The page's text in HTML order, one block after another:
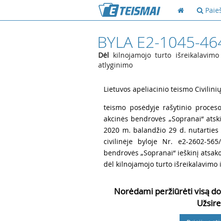
BYLA E2-1045-
Dėl kilnojamojo turto
atlyginimo
Lietuvos apeliacinio teismo
teismo posėdyje rašytinio
akcinės bendrovės „Sopranai“
2020 m. balandžio 29 d.
civilinėje byloje Nr. e2-2602-
bendrovės „Sopranai“ ieškinį
dėl kilnojamojo turto išreikalavimo
Norėdami peržiūrėti visą